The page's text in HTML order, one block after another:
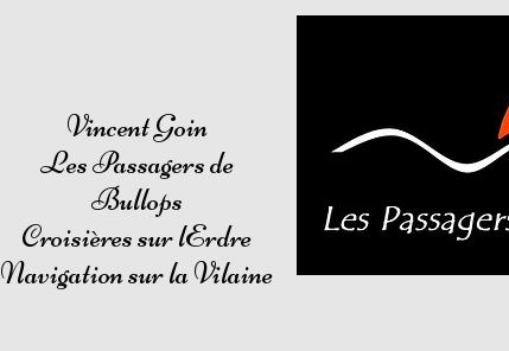
Vincent Goin
Les Passagers de
Bullops
Croisières sur lErdre
Navigation sur la Vilaine